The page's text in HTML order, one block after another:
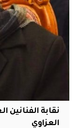
نقابة الفنانين
العزاوي